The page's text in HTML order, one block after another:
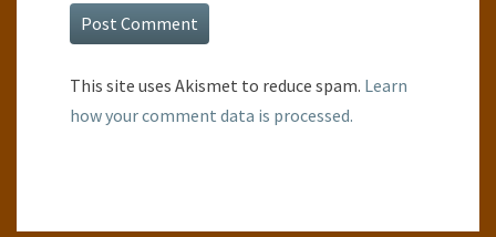
This site uses Akismet to reduce spam. Learn
how your comment data is processed.